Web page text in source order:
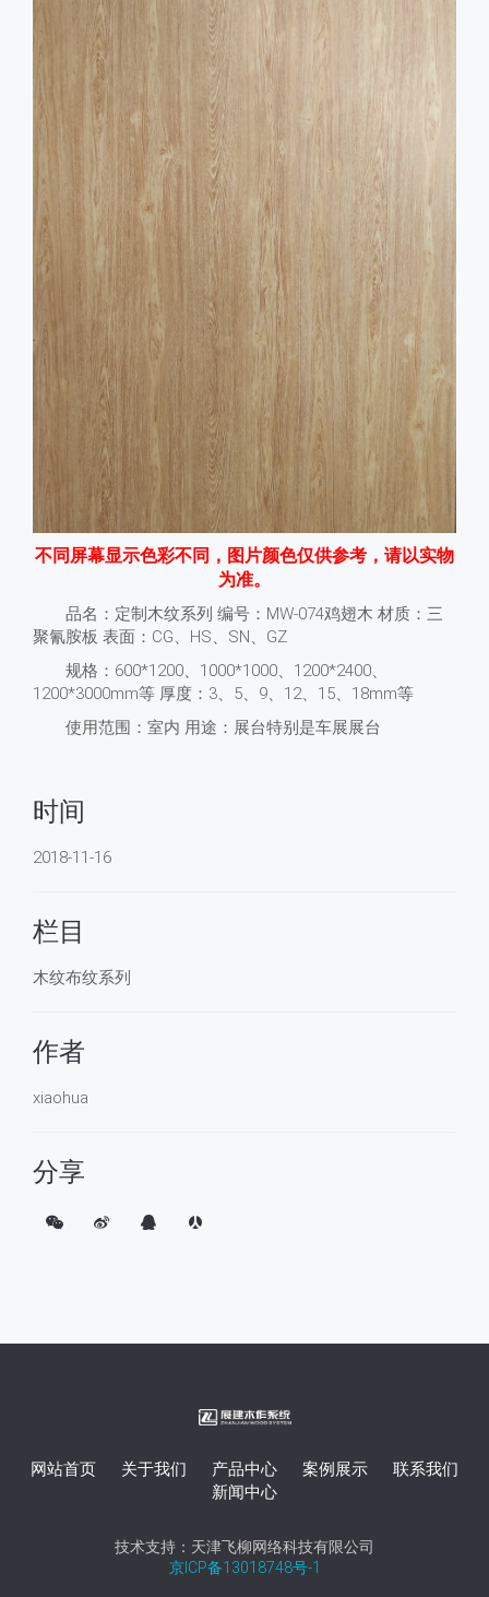
不同屏幕显示色彩不同，图片颜色仅供参考，请以实物
为准。
品名：定制木纹系列 编号：MW-074鸡翅木 材质：三
聚氰胺板 表面：CG、HS、SN、GZ
规格：600*1200、1000*1000、1200*2400、
1200*3000mm等 厚度：3、5、9、12、15、18mm等
使用范围：室内 用途：展台特别是车展展台
时间
2018-11-16
栏目
木纹布纹系列
作者
xiaohua
分享
网站首页 关于我们 产品中心 案例展示
联系我们
新闻中心
技术支持：天津飞柳网络科技有限公司
京ICP备13018748号-1